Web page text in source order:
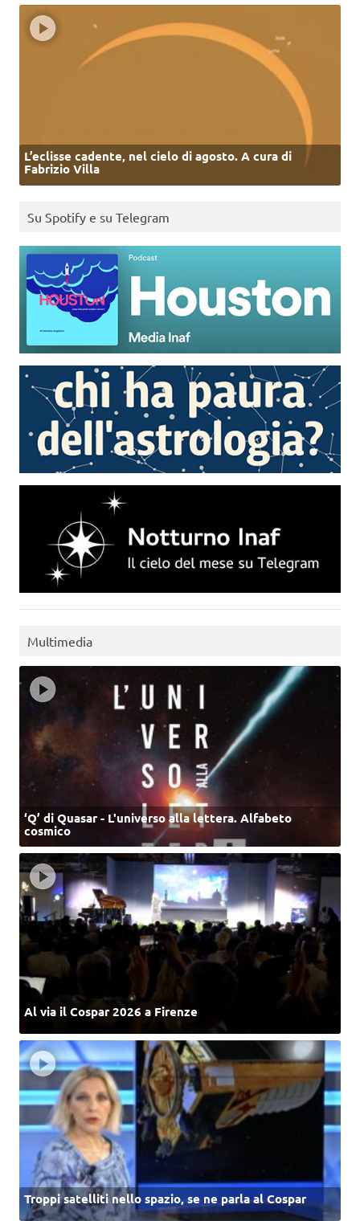
L’eclisse cadente, nel cielo di agosto. A cura di
Fabrizio Villa
Su Spotify e su Telegram
Multimedia
‘Q’ di Quasar - L'universo alla lettera. Alfabeto
cosmico
Al via il Cospar 2026 a Firenze
Troppi satelliti nello spazio, se ne parla al Cospar